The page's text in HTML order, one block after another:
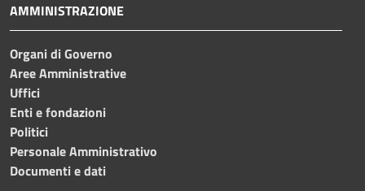
AMMINISTRAZIONE
Organi di Governo
Aree Amministrative
Uffici
Enti e fondazioni
Politici
Personale Amministrativo
Documenti e dati